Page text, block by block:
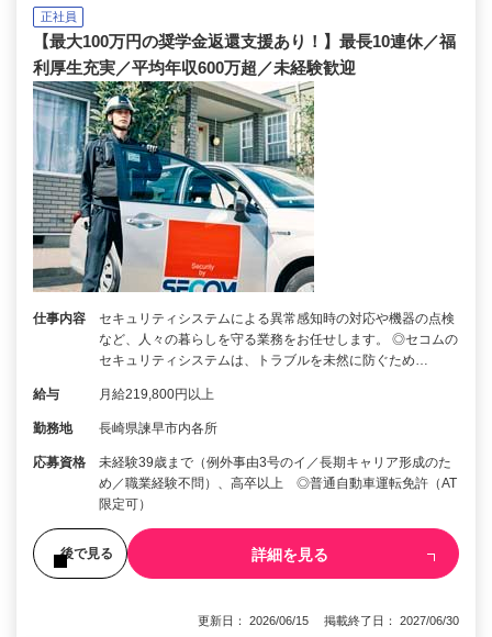
正社員
【最大100万円の奨学金返還支援あり！】最長10連休／福
利厚生充実／平均年収600万超／未経験歓迎
仕事内容
セキュリティシステムによる異常感知時の対応や機器の点検
など、人々の暮らしを守る業務をお任せします。 ◎セコムの
セキュリティシステムは、トラブルを未然に防ぐため…
給与 月給219,800円以上
勤務地 長崎県諫早市内各所
応募資格
未経験39歳まで（例外事由3号のイ／長期キャリア形成のた
め／職業経験不問）、高卒以上 ◎普通自動車運転免許（AT
限定可）
後で見る 詳細を見る
更新日： 2026/06/15 掲載終了日： 2027/06/30